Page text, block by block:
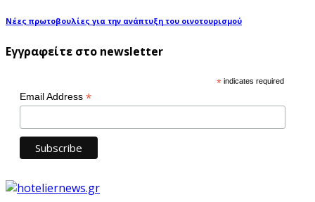
Νέες πρωτοβουλίες για την ανάπτυξη του οινοτουρισμού
Εγγραφείτε στο newsletter
* indicates required
Email Address *